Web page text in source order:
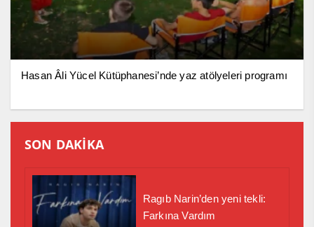
Hasan Âli Yücel Kütüphanesi’nde yaz atölyeleri programı
SON DAKİKA
Ragıb Narin’den yeni tekli:
Farkına Vardım